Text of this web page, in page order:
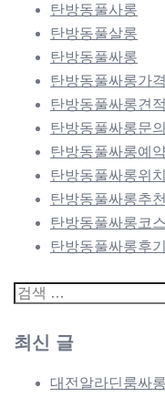
탄방동풀사롱
탄방동풀살롱
탄방동풀싸롱
탄방동풀싸롱가격
탄방동풀싸롱견적
탄방동풀싸롱문의
탄방동풀싸롱예
탄방동풀싸롱위치
탄방동풀싸롱추천
탄방동풀싸롱코스
탄방동풀싸롱후기
검
최신 글
대전알라딘룸싸